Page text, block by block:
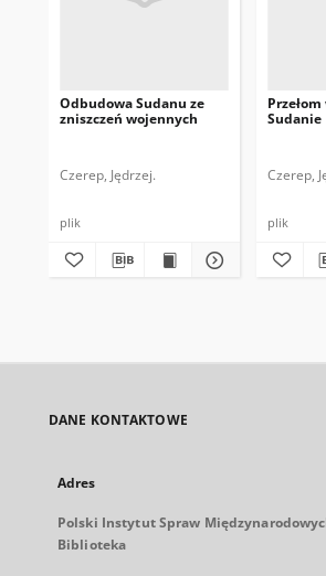
Odbudowa Sudanu ze
zniszczeń wojennych
Czerep, Jędrzej.
plik
Sudanie
Czerep,
plik
DANE KONTAKTOWE
Adres
Polski Instytut Spraw
Biblioteka